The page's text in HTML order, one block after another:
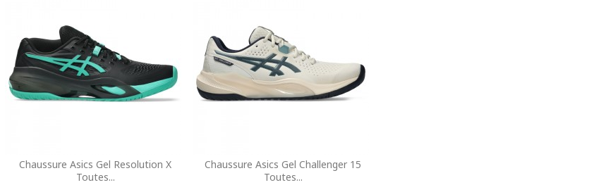
Chaussure Asics Gel Resolution X
Toutes...
Chaussure Asics Gel Challenger 15
Toutes...